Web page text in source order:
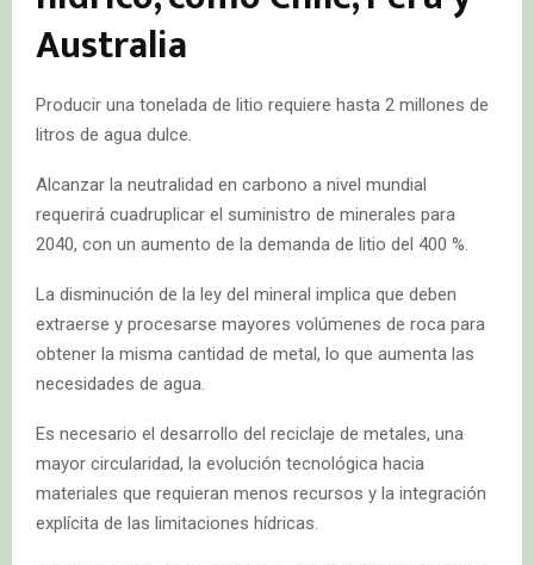
Australia
Producir una tonelada de litio requiere hasta 2 millones de
litros de agua dulce.
Alcanzar la neutralidad en carbono a nivel mundial
requerirá cuadruplicar el suministro de minerales para
2040, con un aumento de la demanda de litio del 400 %.
La disminución de la ley del mineral implica que deben
extraerse y procesarse mayores volúmenes de roca para
obtener la misma cantidad de metal, lo que aumenta las
necesidades de agua.
Es necesario el desarrollo del reciclaje de metales, una
mayor circularidad, la evolución tecnológica hacia
materiales que requieran menos recursos y la integración
explícita de las limitaciones hídricas.